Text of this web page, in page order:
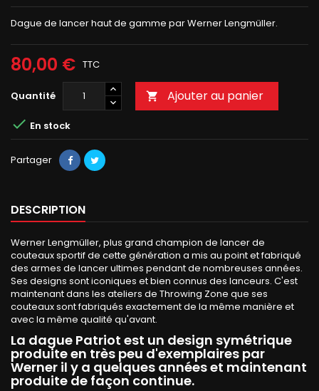
Dague de lancer haut de gamme par Werner Lengmüller.
80,00 € TTC
Quantité  Ajouter au panier
 En stock
Partager
DESCRIPTION
Werner Lengmüller, plus grand champion de lancer de
couteaux sportif de cette génération a mis au point et fabriqué
des armes de lancer ultimes pendant de nombreuses années.
Ses designs sont iconiques et bien connus des lanceurs. C'est
maintenant dans les ateliers de Throwing Zone que ses
couteaux sont fabriqués exactement de la même manière et
avec la même qualité qu'avant.
La dague Patriot est un design symétrique
produite en très peu d'exemplaires par
Werner il y a quelques années et maintenant
produite de façon continue.